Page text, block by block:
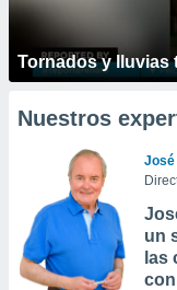
Tornados y lluvias
Nuestros
José
un
las